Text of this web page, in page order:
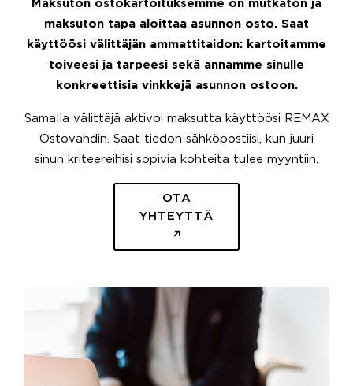
Maksuton ostokartoituksemme on mutkaton ja
maksuton tapa aloittaa asunnon osto. Saat
käyttöösi välittäjän ammattitaidon: kartoitamme
toiveesi ja tarpeesi sekä annamme sinulle
konkreettisia vinkkejä asunnon ostoon.
Samalla välittäjä aktivoi maksutta käyttöösi REMAX
Ostovahdin. Saat tiedon sähköpostiisi, kun juuri
sinun kriteereihisi sopivia kohteita tulee myyntiin.
OTA
YHTEYTTÄ